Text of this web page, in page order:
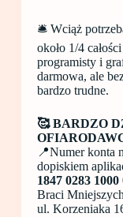
🛎 Wciąż
około 1/4
programisty i
darmowa, ale
bardzo trudne.
🥰 BARDZO
📍Numer konta
dopiskiem
1847 0283 1000
Braci
ul. Korzeniaka